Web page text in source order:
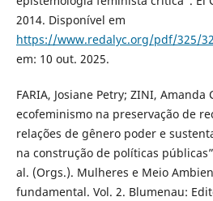
2014. Disponível em
https://www.redalyc.org/pdf/325/
em: 10 out. 2025.
FARIA, Josiane Petry; ZINI,
ecofeminismo na preservação de
relações de gênero poder e
na construção de políticas
al. (Orgs.). Mulheres e Meio
fundamental. Vol. 2. Blumenau: